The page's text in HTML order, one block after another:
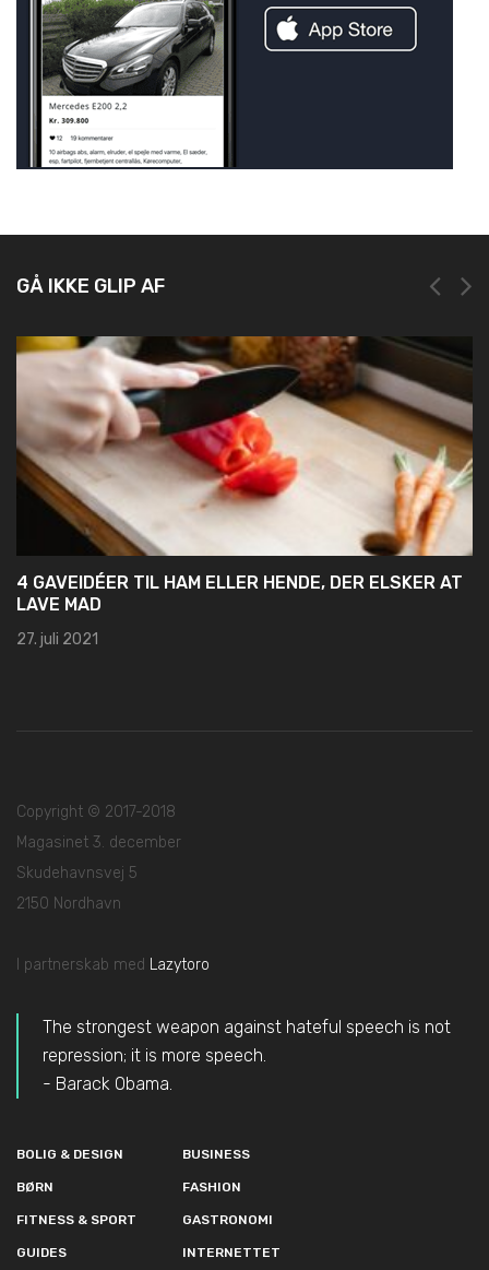
GÅ IKKE GLIP AF
4 GAVEIDÉER TIL HAM ELLER HENDE, DER ELSKER AT
LAVE MAD
27. juli 2021
Copyright © 2017-2018
Magasinet 3. december
Skudehavnsvej 5
2150 Nordhavn
I partnerskab med Lazytoro
The strongest weapon against hateful speech is not
repression; it is more speech.
- Barack Obama.
BOLIG & DESIGN BUSINESS
BØRN FASHION
FITNESS & SPORT GASTRONOMI
GUIDES INTERNETTET